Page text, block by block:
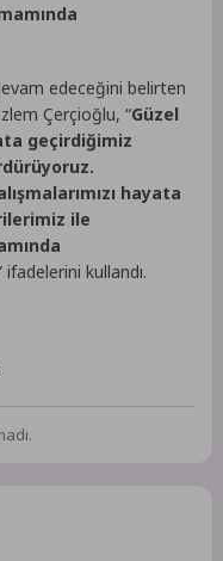
edeceğini belirten
Çerçioğlu, “Güzel
geçirdiğimiz
hayata
ile
ifadelerini kullandı.